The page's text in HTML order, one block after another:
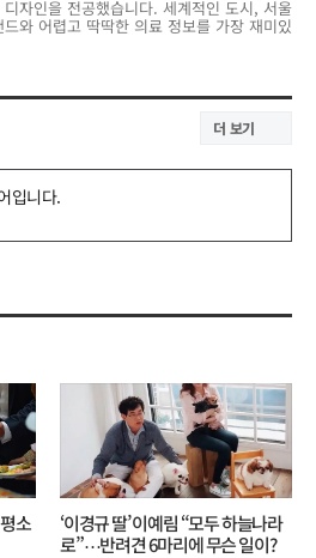
자인을 전공했습니다. 세계적인 도시, 서울
와 어렵고 딱딱한 의료 정보를 가장 재미있
더 보기
소
‘이경규 딸’ 이예림 “모두 하늘나라
로”⋯반려견 6마리에 무슨 일이?